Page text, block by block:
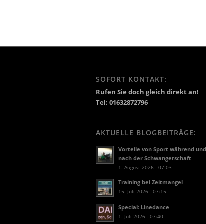
SOFORT KONTAKT:
Rufen Sie doch gleich direkt an!
Tel: 01632872796
AKTUELLE BLOGBEITRÄGE:
Vorteile von Sport während und
nach der Schwangerschaft
1. August 2026 - 07:03
Training bei Zeitmangel
15. Juli 2026 - 07:15
Special: Linedance
1. Juli 2026 - 07:40